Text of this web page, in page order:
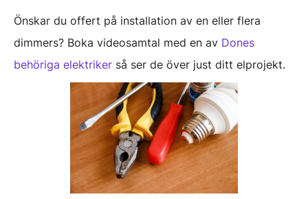
Önskar du offert på installation av en eller flera
dimmers? Boka videosamtal med en av Dones
behöriga elektriker så ser de över just ditt elprojekt.